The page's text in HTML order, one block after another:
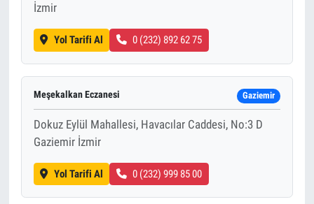
İzmir
Yol Tarifi Al 0 (232) 892 62 75
Meşekalkan Eczanesi Gaziemir
Dokuz Eylül Mahallesi, Havacılar Caddesi, No:3 D
Gaziemir İzmir
Yol Tarifi Al 0 (232) 999 85 00